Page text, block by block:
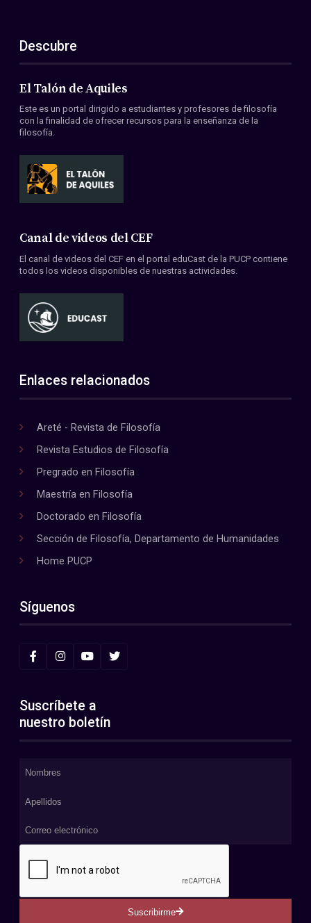
Descubre
El Talón de Aquiles
Este es un portal dirigido a estudiantes y profesores de filosofía
con la finalidad de ofrecer recursos para la enseñanza de la
filosofía.
Canal de videos del CEF
El canal de videos del CEF en el portal eduCast de la PUCP contiene
todos los videos disponibles de nuestras actividades.
Enlaces relacionados
Areté - Revista de Filosofía
Revista Estudios de Filosofía
Pregrado en Filosofía
Maestría en Filosofía
Doctorado en Filosofía
Sección de Filosofía, Departamento de Humanidades
Home PUCP
Síguenos
Suscríbete a
nuestro boletín
Suscribirme